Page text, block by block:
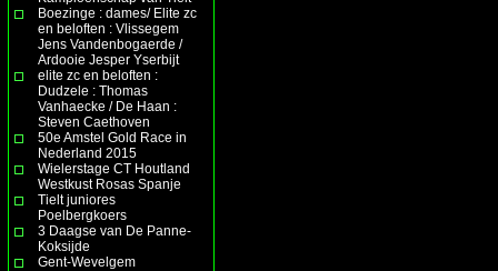
Boezinge : dames/ Elite zc
en beloften : Vlissegem
Jens Vandenbogaerde /
Ardooie Jesper Yserbijt
elite zc en beloften :
Dudzele : Thomas
Vanhaecke / De Haan :
Steven Caethoven
50e Amstel Gold Race in
Nederland 2015
Wielerstage CT Houtland
Westkust Rosas Spanje
Tielt juniores
Poelbergkoers
3 Daagse van De Panne-
Koksijde
Gent-Wevelgem